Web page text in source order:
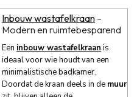
Inbouw wastafelkraan –
Modern en ruimtebesparend
Een inbouw wastafelkraan is
ideaal voor wie houdt van een
minimalistische badkamer.
Doordat de kraan deels in de muur